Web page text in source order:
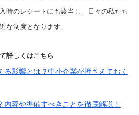
時のレシートにも該当し、日々の私たち
な制度となります。
詳しくはこちら
る影響とは？中小企業が押さえておく
内容や準備すべきことを徹底解説！